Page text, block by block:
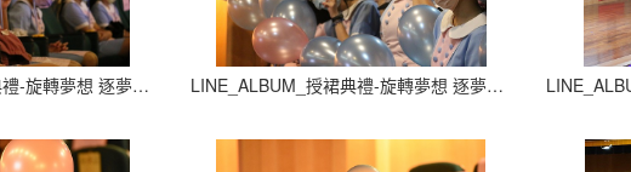
LINE_ALBUM_授裙典禮-旋轉夢想 逐夢飛翔_210927_25 LINE_ALBUM_授裙典禮-旋轉夢想 逐夢飛翔_210927_26